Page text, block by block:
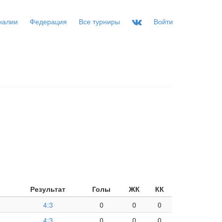
Федерация Все турниры Войти
Результат Голы ЖК
КК
4:3 0 0
0
4:3 0 0
0